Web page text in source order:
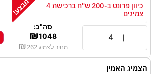
כיוון פרונט ב-200 ש"ח ברכישת 4
צמיגים
סה"כ:
₪1048
מחיר לצמיג ₪ 262
הצמיג האמין